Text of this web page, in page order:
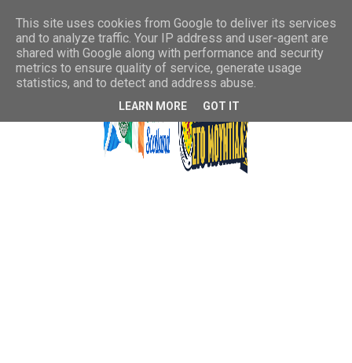
This site uses cookies from Google to deliver its services
and to analyze traffic. Your IP address and user-agent are
shared with Google along with performance and security
metrics to ensure quality of service, generate usage
statistics, and to detect and address abuse.
LEARN MORE GOT IT